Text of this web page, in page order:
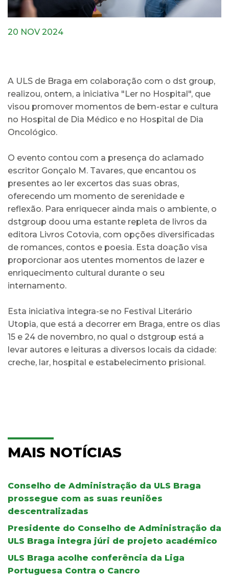
20 NOV 2024
A ULS de Braga em colaboração com o dst group,
realizou, ontem, a iniciativa "Ler no Hospital", que
visou promover momentos de bem-estar e cultura
no Hospital de Dia Médico e no Hospital de Dia
Oncológico.
O evento contou com a presença do aclamado
escritor Gonçalo M. Tavares, que encantou os
presentes ao ler excertos das suas obras,
oferecendo um momento de serenidade e
reflexão. Para enriquecer ainda mais o ambiente, o
dstgroup doou uma estante repleta de livros da
editora Livros Cotovia, com opções diversificadas
de romances, contos e poesia. Esta doação visa
proporcionar aos utentes momentos de lazer e
enriquecimento cultural durante o seu
internamento.
Esta iniciativa integra-se no Festival Literário
Utopia, que está a decorrer em Braga, entre os dias
15 e 24 de novembro, no qual o dstgroup está a
levar autores e leituras a diversos locais da cidade:
creche, lar, hospital e estabelecimento prisional.
MAIS NOTÍCIAS
Conselho de Administração da ULS Braga
prossegue com as suas reuniões
descentralizadas
Presidente do Conselho de Administração da
ULS Braga integra júri de projeto académico
ULS Braga acolhe conferência da Liga
Portuguesa Contra o Cancro